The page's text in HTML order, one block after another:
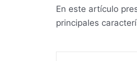
En este artículo
principales